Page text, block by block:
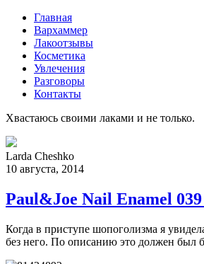
Главная
Вархаммер
Лакоотзывы
Косметика
Увлечения
Разговоры
Контакты
Хвастаюсь своими лаками и не только.
Larda Cheshko
10 августа, 2014
Paul&Joe Nail Enamel
Когда в приступе шопоголизма я
без него. По описанию это должен был